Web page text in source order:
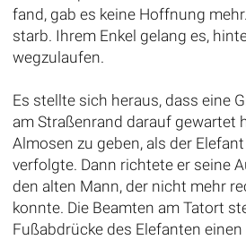
fand, gab es keine Hoffnung
starb. Ihrem Enkel gelang es,
wegzulaufen.
Es stellte sich heraus, dass eine
am Straßenrand darauf gewartet
Almosen zu geben, als der
verfolgte. Dann richtete er seine
den alten Mann, der nicht mehr
konnte. Die Beamten am Tatort
Fußabdrücke des Elefanten